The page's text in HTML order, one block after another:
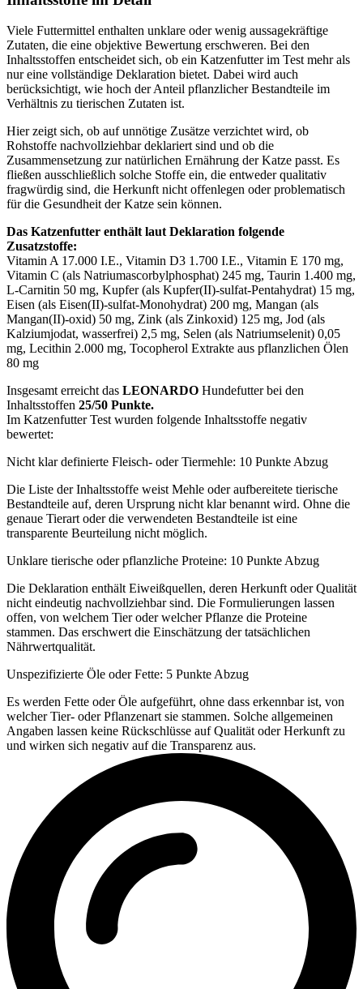
Viele Futtermittel enthalten unklare oder wenig aussagekräftige
Zutaten, die eine objektive Bewertung erschweren. Bei den
Inhaltsstoffen entscheidet sich, ob ein Katzenfutter im Test mehr als
nur eine vollständige Deklaration bietet. Dabei wird auch
berücksichtigt, wie hoch der Anteil pflanzlicher Bestandteile im
Verhältnis zu tierischen Zutaten ist.
Hier zeigt sich, ob auf unnötige Zusätze verzichtet wird, ob
Rohstoffe nachvollziehbar deklariert sind und ob die
Zusammensetzung zur natürlichen Ernährung der Katze passt. Es
fließen ausschließlich solche Stoffe ein, die entweder qualitativ
fragwürdig sind, die Herkunft nicht offenlegen oder problematisch
für die Gesundheit der Katze sein können.
Das Katzenfutter enthält laut Deklaration folgende
Zusatzstoffe:
Vitamin A 17.000 I.E., Vitamin D3 1.700 I.E., Vitamin E 170 mg,
Vitamin C (als Natriumascorbylphosphat) 245 mg, Taurin 1.400 mg,
L-Carnitin 50 mg, Kupfer (als Kupfer(II)-sulfat-Pentahydrat) 15 mg,
Eisen (als Eisen(II)-sulfat-Monohydrat) 200 mg, Mangan (als
Mangan(II)-oxid) 50 mg, Zink (als Zinkoxid) 125 mg, Jod (als
Kalziumjodat, wasserfrei) 2,5 mg, Selen (als Natriumselenit) 0,05
mg, Lecithin 2.000 mg, Tocopherol Extrakte aus pflanzlichen Ölen
80 mg
Insgesamt erreicht das LEONARDO Hundefutter bei den
Inhaltsstoffen 25/50 Punkte.
Im Katzenfutter Test wurden folgende Inhaltsstoffe negativ
bewertet:
Nicht klar definierte Fleisch- oder Tiermehle: 10 Punkte Abzug
Die Liste der Inhaltsstoffe weist Mehle oder aufbereitete tierische
Bestandteile auf, deren Ursprung nicht klar benannt wird. Ohne die
genaue Tierart oder die verwendeten Bestandteile ist eine
transparente Beurteilung nicht möglich.
Unklare tierische oder pflanzliche Proteine: 10 Punkte Abzug
Die Deklaration enthält Eiweißquellen, deren Herkunft oder Qualität
nicht eindeutig nachvollziehbar sind. Die Formulierungen lassen
offen, von welchem Tier oder welcher Pflanze die Proteine
stammen. Das erschwert die Einschätzung der tatsächlichen
Nährwertqualität.
Unspezifizierte Öle oder Fette: 5 Punkte Abzug
Es werden Fette oder Öle aufgeführt, ohne dass erkennbar ist, von
welcher Tier- oder Pflanzenart sie stammen. Solche allgemeinen
Angaben lassen keine Rückschlüsse auf Qualität oder Herkunft zu
und wirken sich negativ auf die Transparenz aus.